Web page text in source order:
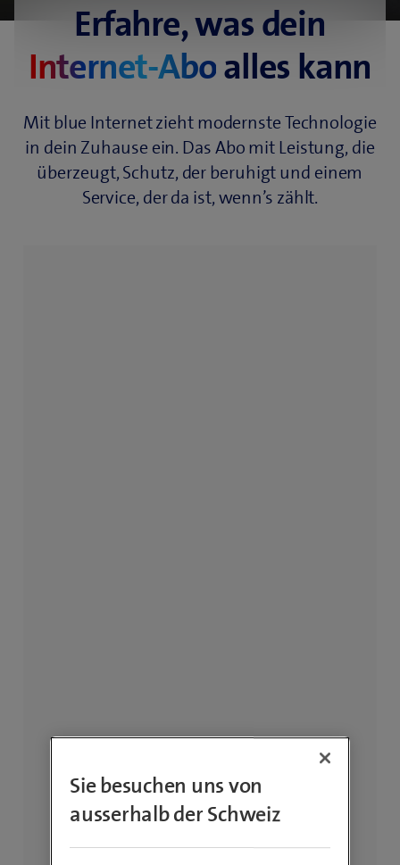
Erfahre, was dein
Internet-Aboalles kann
Mit blue Internet zieht modernste Technologie
in dein Zuhause ein. Das Abo mit Leistung, die
überzeugt, Schutz, der beruhigt und einem
Service, der da ist, wenn’s zählt.
Sie besuchen uns von
ausserhalb der Schweiz